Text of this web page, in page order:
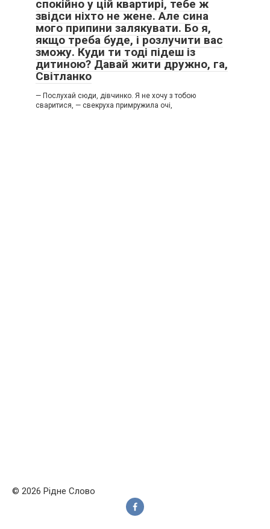
спокійно у цій квартирі, тебе ж
звідси ніхто не жене. Але сина
мого припини залякувати. Бо я,
якщо треба буде, і розлучити вас
зможу. Куди ти тоді підеш із
дитиною? Давай жити дружно, га,
Світланко
— Послухай сюди, дівчинко. Я не хочу з тобою
сваритися, — свекруха примружила очі,
© 2026 Рідне Слово